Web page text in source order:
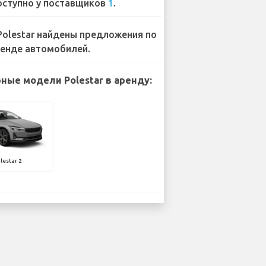
у поставщиков 1 .
найдены предложения по
автомобилей.
модели Polestar в аренду:
2